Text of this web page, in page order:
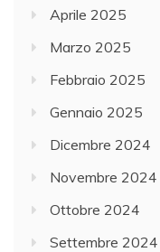
Aprile 2025
Marzo 2025
Febbraio 2025
Gennaio 2025
Dicembre 2024
Novembre 2024
Ottobre 2024
Settembre 2024